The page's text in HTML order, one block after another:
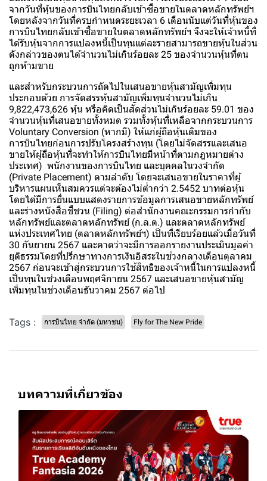
จากวันที่หุ้นของการบินไทยกลับเข้าซื้อขายในตลาดหลักทรัพย์ฯ
โดยหลังจากวันที่ครบกำหนดระยะเวลา 6 เดือนนับแต่วันที่หุ้นของ
การบินไทยกลับเข้าซื้อขายในตลาดหลักทรัพย์ฯ จึงจะให้เจ้าหนี้ที่
ได้รับหุ้นจากการแปลงหนี้เป็นทุนแต่ละรายสามารถขายหุ้นในส่วน
ดังกล่าวของตนได้จำนวนไม่เกินร้อยละ 25 ของจำนวนหุ้นที่ตน
ถูกห้ามขาย
และสำหรับกระบวนการถัดไปในเสนอขายหุ้นสามัญเพิ่มทุน
ประกอบด้วย การจัดสรรหุ้นสามัญเพิ่มทุนจำนวนไม่เกิน
9,822,473,626 หุ้น หรือคิดเป็นสัดส่วนไม่เกินร้อยละ 59.01 ของ
จำนวนหุ้นที่เสนอขายทั้งหมด รวมทั้งหุ้นที่เหลือจากกระบวนการ
Voluntary Conversion (หากมี) ให้แก่ผู้ถือหุ้นเดิมของ
การบินไทยก่อนการปรับโครงสร้างทุน (โดยไม่จัดสรรและเสนอ
ขายให้ผู้ถือหุ้นที่จะทำให้การบินไทยมีหน้าที่ตามกฎหมายต่าง
ประเทศ) พนักงานของการบินไทย และบุคคลในวงจำกัด
(Private Placement) ตามลำดับ โดยจะเสนอขายในราคาที่ผู้
บริหารแผนเห็นสมควรแต่จะต้องไม่ต่ำกว่า 2.5452 บาทต่อหุ้น
โดยได้มีการยื่นแบบแสดงรายการข้อมูลการเสนอขายหลักทรัพย์
และร่างหนังสือชี้ชวน (Filing) ต่อสำนักงานคณะกรรมการกำกับ
หลักทรัพย์และตลาดหลักทรัพย์ (ก.ล.ต.) และตลาดหลักทรัพย์
แห่งประเทศไทย (ตลาดหลักทรัพย์ฯ) เป็นที่เรียบร้อยแล้วเมื่อวันที่
30 กันยายน 2567 และคาดว่าจะมีการออกรายงานประเมินมูลค่า
ยุติธรรมโดยที่ปรึกษาทางการเงินอิสระในช่วงกลางเดือนตุลาคม
2567 ก่อนจะเข้าสู่กระบวนการใช้สิทธิของเจ้าหนี้ในการแปลงหนี้
เป็นทุนในช่วงเดือนพฤศจิกายน 2567 และเสนอขายหุ้นสามัญ
เพิ่มทุนในช่วงเดือนธันวาคม 2567 ต่อไป
Tags : การบินไทย จำกัด (มหาชน) Fly for The New Pride
บทความที่เกี่ยวข้อง